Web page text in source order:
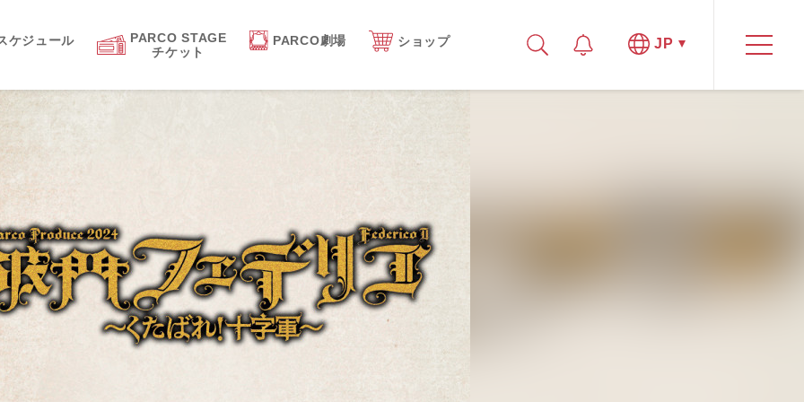
ケジュール
PARCO STAGE
チケット
PARCO劇場 ショップ JP